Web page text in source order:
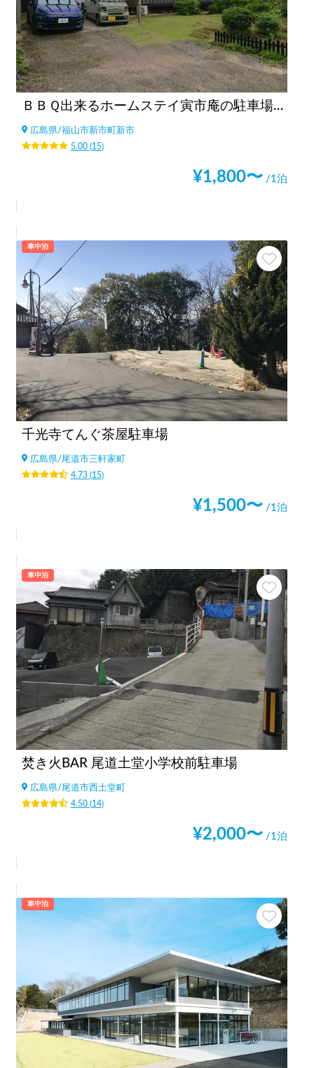
ＢＢＱ出来るホームステイ寅市庵の駐車場（太陽被服駐車場）
広島県/福山市新市町新市
5.00(15)
¥1,800〜 /1泊
車中泊
千光寺てんぐ茶屋駐車場
広島県/尾道市三軒家町
4.73(15)
¥1,500〜 /1泊
車中泊
焚き火BAR 尾道土堂小学校前駐車場
広島県/尾道市西土堂町
4.50(14)
¥2,000〜 /1泊
車中泊